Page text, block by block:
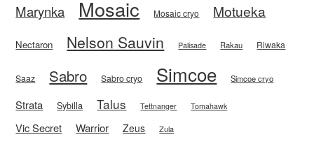
Marynka
Mosaic Mosaic cryo Motueka
Nectaron Nelson Sauvin Palisade Rakau Riwaka
Saaz Sabro Sabro cryo Simcoe Simcoe cryo
Strata Sybilla Talus Tettnanger Tomahawk
Vic Secret Warrior Zeus Zula